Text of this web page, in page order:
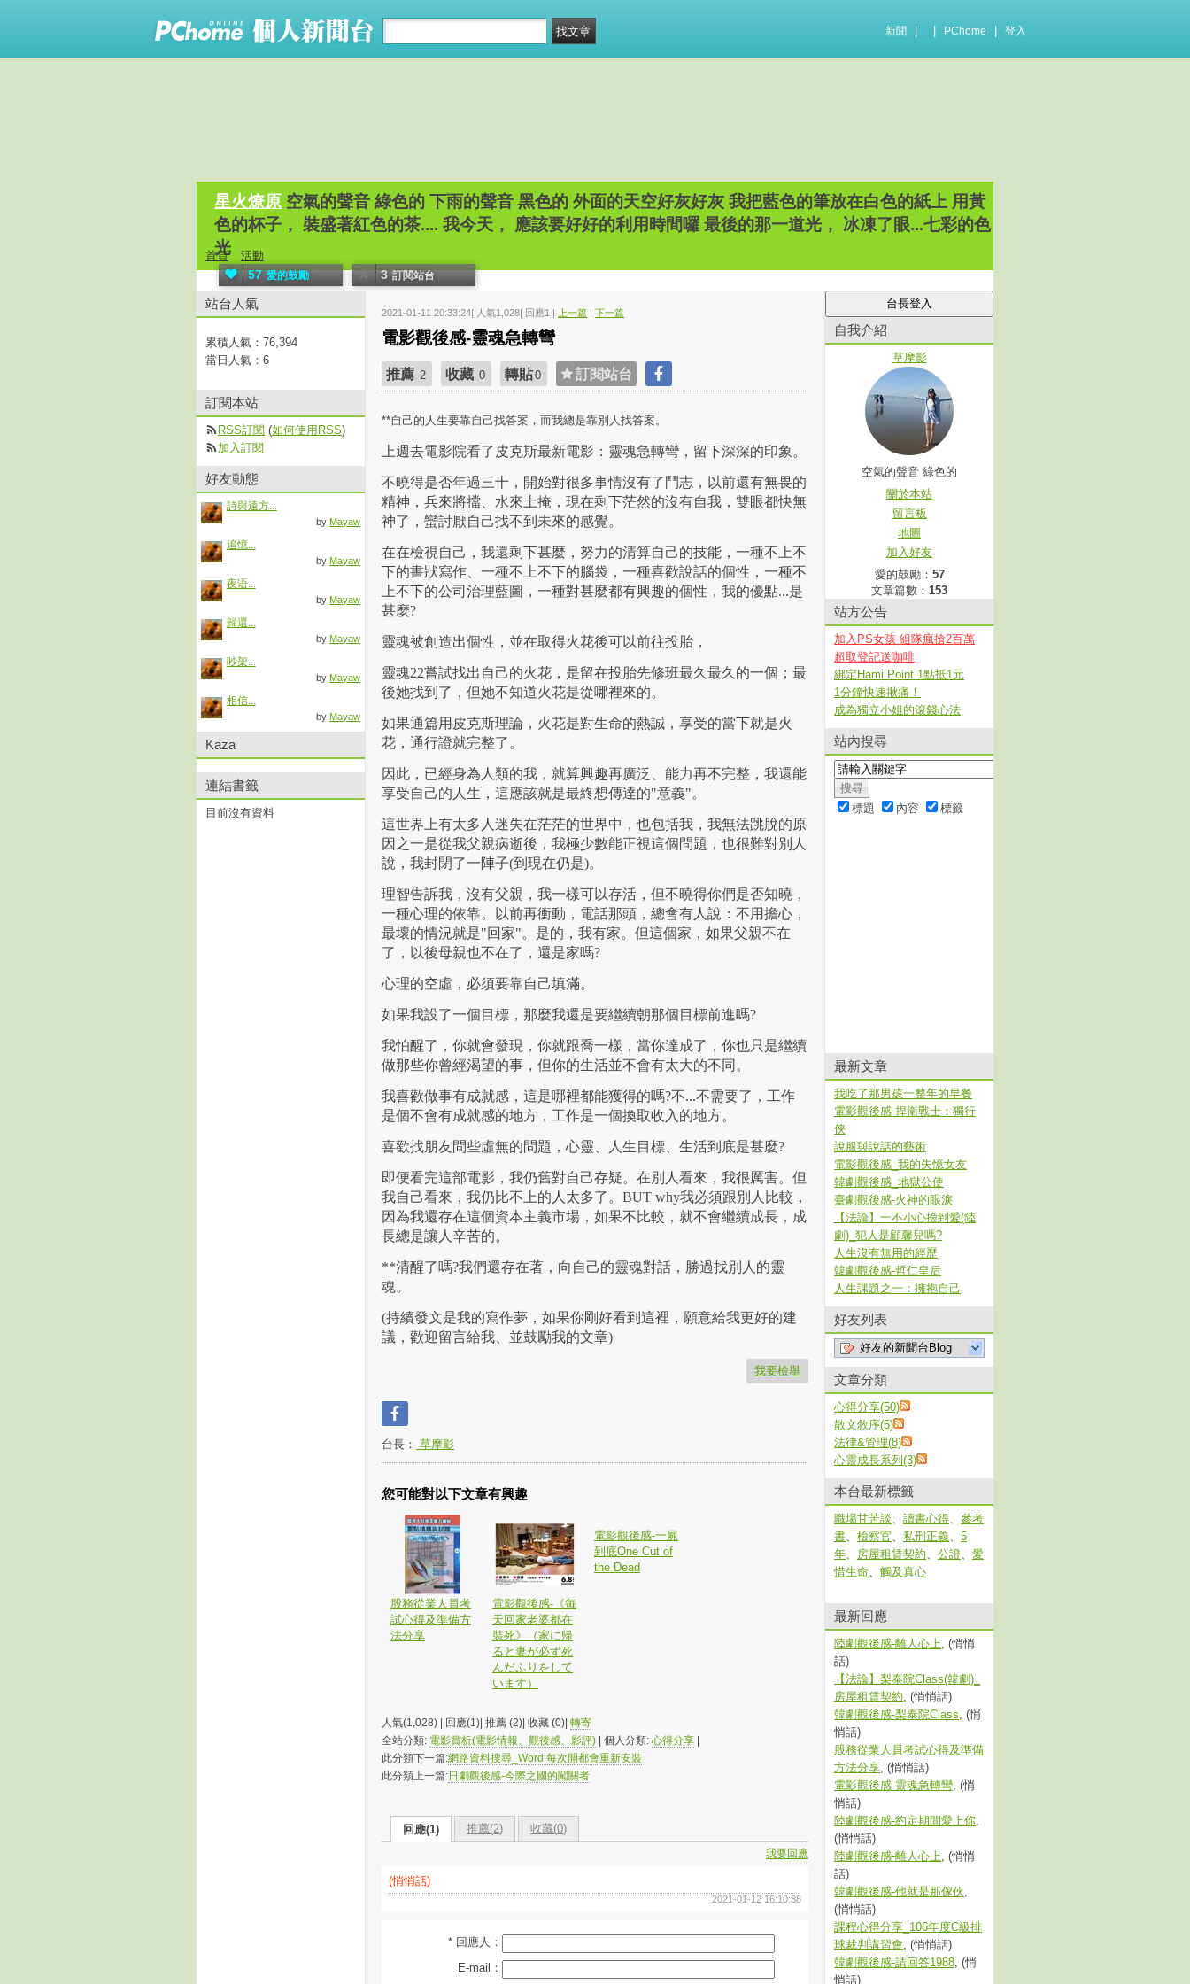
新聞 PChome 登入
星火燎原 空氣的聲音 綠色的 下雨的聲音 黑色的 外面的天空好灰好灰 我把藍色的筆放在白色的紙上 用黃
色的杯子， 裝盛著紅色的茶.... 我今天， 應該要好好的利用時間囉 最後的那一道光， 冰凍了眼...七彩的色
光
57 愛的鼓勵 3 訂閱站台
首頁 活動
2021-01-11 20:33:24| 人氣1,028| 回應1 | 上一篇 | 下一篇
電影觀後感-靈魂急轉彎
推薦 2 收藏 0 轉貼0 訂閱站台
**自己的人生要靠自己找答案，而我總是靠別人找答案。
上週去電影院看了皮克斯最新電影：靈魂急轉彎，留下深深的印象。
不曉得是否年過三十，開始對很多事情沒有了鬥志，以前還有無畏的
精神，兵來將擋、水來土掩，現在剩下茫然的沒有自我，雙眼都快無
神了，蠻討厭自己找不到未來的感覺。
在在檢視自己，我還剩下甚麼，努力的清算自己的技能，一種不上不
下的書狀寫作、一種不上不下的腦袋，一種喜歡說話的個性，一種不
上不下的公司治理藍圖，一種對甚麼都有興趣的個性，我的優點...是
甚麼?
靈魂被創造出個性，並在取得火花後可以前往投胎，
靈魂22嘗試找出自己的火花，是留在投胎先修班最久最久的一個；最
後她找到了，但她不知道火花是從哪裡來的。
如果通篇用皮克斯理論，火花是對生命的熱誠，享受的當下就是火
花，通行證就完整了。
因此，已經身為人類的我，就算興趣再廣泛、能力再不完整，我還能
享受自己的人生，這應該就是最終想傳達的"意義"。
這世界上有太多人迷失在茫茫的世界中，也包括我，我無法跳脫的原
因之一是從我父親病逝後，我極少數能正視這個問題，也很難對別人
說，我封閉了一陣子(到現在仍是)。
理智告訴我，沒有父親，我一樣可以存活，但不曉得你們是否知曉，
一種心理的依靠。以前再衝動，電話那頭，總會有人說：不用擔心，
最壞的情況就是"回家"。是的，我有家。但這個家，如果父親不在
了，以後母親也不在了，還是家嗎?
心理的空虛，必須要靠自己填滿。
如果我設了一個目標，那麼我還是要繼續朝那個目標前進嗎?
我怕醒了，你就會發現，你就跟喬一樣，當你達成了，你也只是繼續
做那些你曾經渴望的事，但你的生活並不會有太大的不同。
我喜歡做事有成就感，這是哪裡都能獲得的嗎?不...不需要了，工作
是個不會有成就感的地方，工作是一個換取收入的地方。
喜歡找朋友問些虛無的問題，心靈、人生目標、生活到底是甚麼?
即便看完這部電影，我仍舊對自己存疑。在別人看來，我很厲害。但
我自己看來，我仍比不上的人太多了。BUT why我必須跟別人比較，
因為我還存在這個資本主義市場，如果不比較，就不會繼續成長，成
長總是讓人辛苦的。
**清醒了嗎?我們還存在著，向自己的靈魂對話，勝過找別人的靈
魂。
(持續發文是我的寫作夢，如果你剛好看到這裡，願意給我更好的建
議，歡迎留言給我、並鼓勵我的文章)
我要檢舉
台長： 草摩影
您可能對以下文章有興趣
股務從業人員考
試心得及準備方
法分享
電影觀後感-《每
天回家老婆都在
裝死》（家に帰
ると妻が必ず死
んだふりをして
います）
電影觀後感-一屍
到底One Cut of
the Dead
人氣(1,028) | 回應(1)| 推薦 (2)| 收藏 (0)| 轉寄
全站分類: 電影賞析(電影情報、觀後感、影評) | 個人分類: 心得分享
此分類下一篇:網路資料搜尋_Word 每次開都會重新安裝
此分類上一篇:日劇觀後感-今際之國的闖關者
回應(1) 推薦(2) 收藏(0)
我要回應
(悄悄話)
2021-01-12 16:10:38
* 回應人：
E-mail：
自我介紹
草摩影
空氣的聲音 綠色的
關於本站
留言板
地圖
加入好友
愛的鼓勵： 57
文章篇數： 153
站方公告
加入PS女孩 組隊瘋搶2百萬
超取登記送咖啡
綁定Hami Point 1點抵1元
1分鐘快速揪痛！
成為獨立小姐的滾錢心法
站內搜尋
標題 內容 標籤
最新文章
我吃了那男孩一整年的早餐
電影觀後感-捍衛戰士：獨行
俠
說服與說話的藝術
電影觀後感_我的失憶女友
韓劇觀後感_地獄公使
臺劇觀後感-火神的眼淚
【法論】一不小心撿到愛(陸
劇)_犯人是顧馨兒嗎?
人生沒有無用的經歷
韓劇觀後感-哲仁皇后
人生課題之一：擁抱自己
好友列表
好友的新聞台Blog
文章分類
心得分享(50)
散文敘序(5)
法律&管理(8)
心靈成長系列(3)
本台最新標籤
職場甘苦談、 讀書心得、 參考
書、 檢察官、 私刑正義、 5
年、 房屋租賃契約、 公證、 愛
惜生命、 觸及真心
最新回應
陸劇觀後感-離人心上, (悄悄
話)
【法論】梨泰院Class(韓劇)_
房屋租賃契約, (悄悄話)
韓劇觀後感-梨泰院Class, (悄
悄話)
股務從業人員考試心得及準備
方法分享, (悄悄話)
電影觀後感-靈魂急轉彎, (悄
悄話)
陸劇觀後感-約定期間愛上你,
(悄悄話)
陸劇觀後感-離人心上, (悄悄
話)
韓劇觀後感-他就是那傢伙,
(悄悄話)
課程心得分享_106年度C級排
球裁判講習會, (悄悄話)
韓劇觀後感-請回答1988, (悄
悄話)
站台人氣
累積人氣： 76,394
當日人氣： 6
訂閱本站
RSS訂閱 (如何使用RSS)
加入訂閱
好友動態
詩與遠方...
by Mayaw
追憶...
by Mayaw
夜语...
by Mayaw
歸還...
by Mayaw
吵架...
by Mayaw
相信...
by Mayaw
Kaza
連結書籤
目前沒有資料